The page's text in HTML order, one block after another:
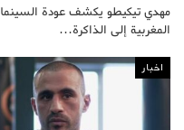
مهدي تيكيطو يكشف عودة السينما
المغربية إلى الذاكرة…
اخبار